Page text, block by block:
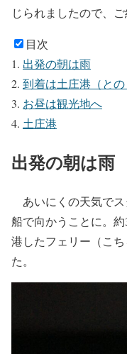
じられましたので、ご
目次
出発の朝は雨
到着は土庄港（との
お昼は観光地へ
土庄港
出発の朝は雨
あいにくの天気でス
船で向かうことに。
港したフェリー（こ
た。